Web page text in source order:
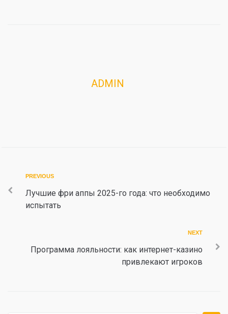
ADMIN
Post
navigation
Previous
PREVIOUS
Лучшие фри аппы 2025-го года: что необходимо
испытать
NEXT
Программа лояльности: как интернет-казино
привлекают игроков